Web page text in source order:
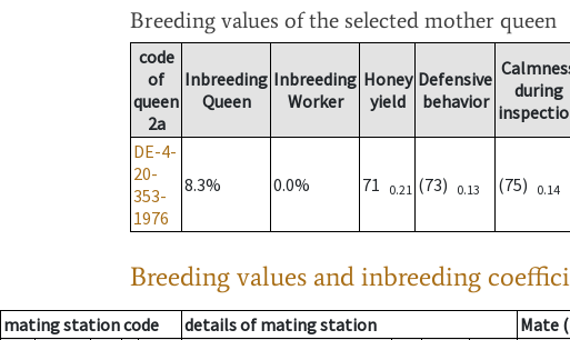
Breeding values of the selected mother queen
code
of
queen
2a
Inbreeding
Queen
Inbreeding
Worker
Honey
yield
Defensive
behavior
during
DE-4-
20-
353-
1976
8.3% 0.0% 71 0.21 (73) 0.13 (75) 0.14
Breeding values and inbreeding
mating station code details of mating station Mate